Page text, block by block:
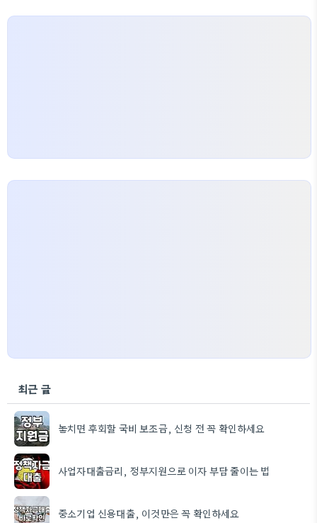
최근 글
놓치면 후회할 국비 보조금, 신청 전 꼭 확인하세요
사업자대출금리, 정부지원으로 이자 부담 줄이는 법
중소기업 신용대출, 이것만은 꼭 확인하세요